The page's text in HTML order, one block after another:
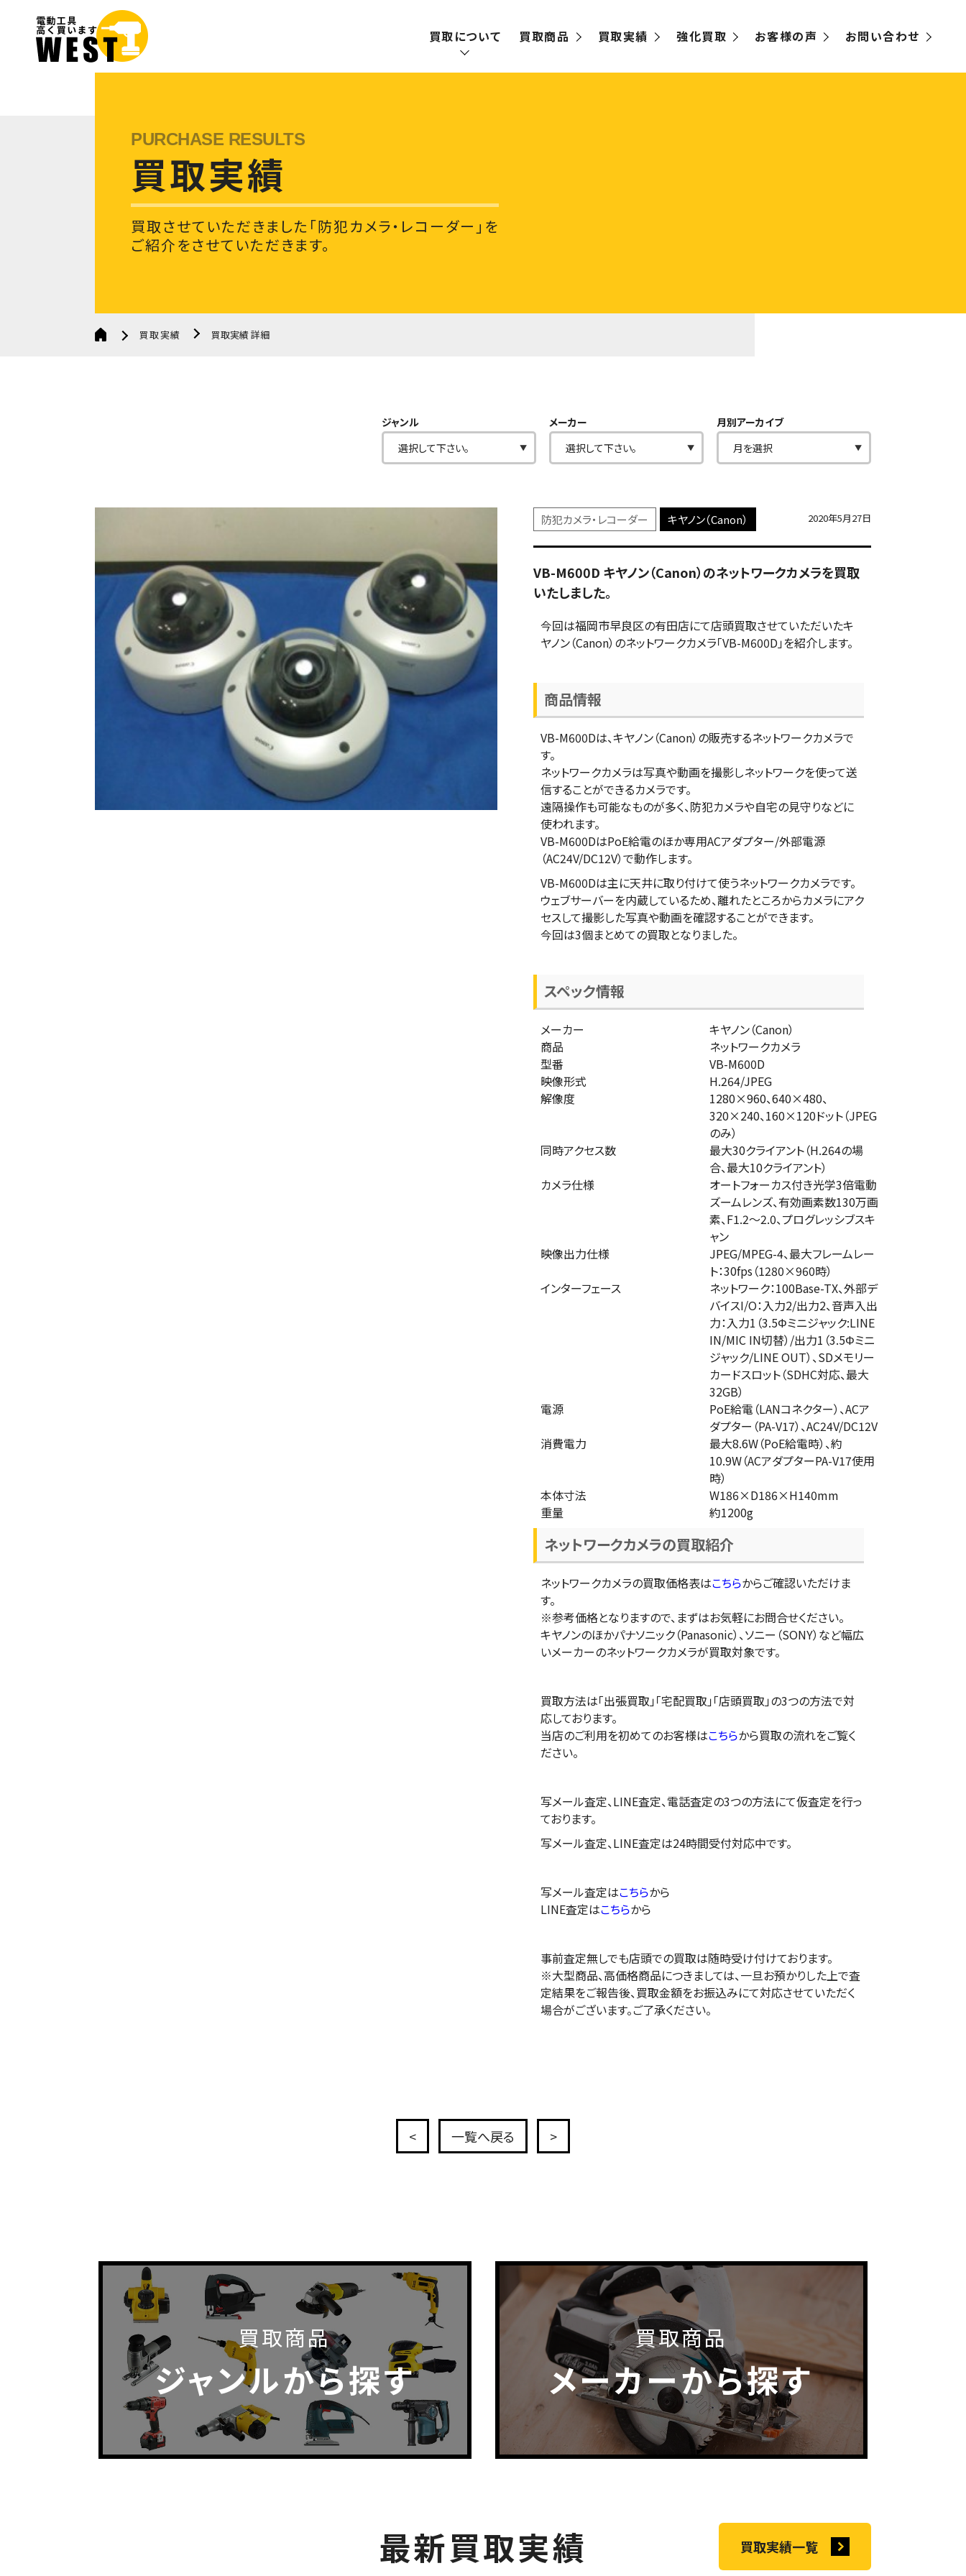
買取について 買取商品 買取実績 強化買取 お客様の声 お問い合わせ
買取実績
買取させていただきました「防犯カメラ・レコーダー」を
ご紹介をさせていただきます。
買取実績 買取実績 詳細
ジャンル メーカー 月別アーカイブ
防犯カメラ・レコーダー キヤノン（Canon） 2020年5月27日
VB-M600D キヤノン（Canon）のネットワークカメラを買取
いたしました。
今回は福岡市早良区の有田店にて店頭買取させていただいたキ
ヤノン（Canon）のネットワークカメラ「VB-M600D」を紹介します。
商品情報
VB-M600Dは、キヤノン（Canon）の販売するネットワークカメラで
す。
ネットワークカメラは写真や動画を撮影しネットワークを使って送
信することができるカメラです。
遠隔操作も可能なものが多く、防犯カメラや自宅の見守りなどに
使われます。
VB-M600DはPoE給電のほか専用ACアダプター/外部電源
（AC24V/DC12V）で動作します。
VB-M600Dは主に天井に取り付けて使うネットワークカメラです。
ウェブサーバーを内蔵しているため、離れたところからカメラにアク
セスして撮影した写真や動画を確認することができます。
今回は3個まとめての買取となりました。
スペック情報
メーカー
キヤノン（Canon）
商品
ネットワークカメラ
型番
VB-M600D
映像形式
H.264/JPEG
解像度
1280×960、640×480、
320×240、160×120ドット（JPEG
のみ）
同時アクセス数
最大30クライアント（H.264の場
合、最大10クライアント）
カメラ仕様
オートフォーカス付き光学3倍電動
ズームレンズ、有効画素数130万画
素、F1.2～2.0、プログレッシブスキ
ャン
映像出力仕様
JPEG/MPEG-4、最大フレームレー
ト：30fps（1280×960時）
インターフェース
ネットワーク：100Base-TX、外部デ
バイスI/O：入力2/出力2、音声入出
力：入力1（3.5Φミニジャック:LINE
IN/MIC IN切替）/出力1（3.5Φミニ
ジャック/LINE OUT）、SDメモリー
カードスロット（SDHC対応、最大
32GB）
電源
PoE給電（LANコネクター）、ACア
ダプター（PA-V17）、AC24V/DC12V
消費電力
最大8.6W（PoE給電時）、約
10.9W（ACアダプターPA-V17使用
時）
本体寸法
W186×D186×H140mm
重量
約1200g
ネットワークカメラの買取紹介
ネットワークカメラの買取価格表はこちらからご確認いただけま
す。
※参考価格となりますので、まずはお気軽にお問合せください。
キヤノンのほかパナソニック（Panasonic）、ソニー（SONY）など幅広
いメーカーのネットワークカメラが買取対象です。
買取方法は「出張買取」「宅配買取」「店頭買取」の3つの方法で対
応しております。
当店のご利用を初めてのお客様はこちらから買取の流れをご覧く
ださい。
写メール査定、LINE査定、電話査定の3つの方法にて仮査定を行っ
ております。
写メール査定、LINE査定は24時間受付対応中です。
写メール査定はこちらから
LINE査定はこちらから
事前査定無しでも店頭での買取は随時受け付けております。
※大型商品、高価格商品につきましては、一旦お預かりした上で査
定結果をご報告後、買取金額をお振込みにて対応させていただく
場合がございます。ご了承ください。
< 一覧へ戻る >
買取商品
ジャンルから探す
買取商品
メーカーから探す
最新買取実績 買取実績一覧